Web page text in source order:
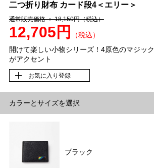
二つ折り財布 カード段4＜エリー＞
通常販売価格 ： 18,150円（税込）
12,705円
（税込）
開けて楽しい小物シリーズ！4原色のマジッ
がアクセント
お気に入り登録
カラーとサイズを選択
ブラック